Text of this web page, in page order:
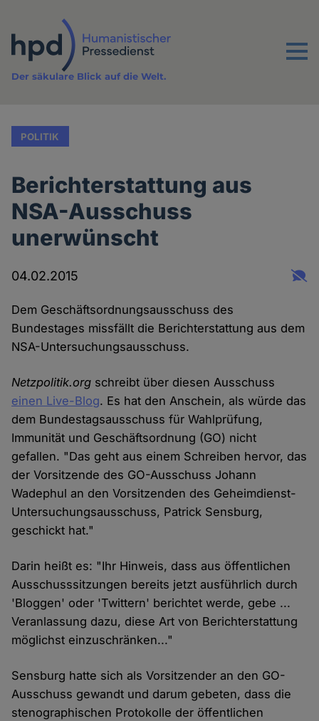
Inhalt
Menu
Der säkulare Blick auf die Welt.
POLITIK
Berichterstattung aus
NSA-Ausschuss
unerwünscht
04.02.2015
Dem Geschäftsordnungsausschuss des
Bundestages missfällt die Berichterstattung aus dem
NSA-Untersuchungsausschuss.
Netzpolitik.org schreibt über diesen Ausschuss
einen Live-Blog. Es hat den Anschein, als würde das
dem Bundestagsausschuss für Wahlprüfung,
Immunität und Geschäftsordnung (GO) nicht
gefallen. "Das geht aus einem Schreiben hervor, das
der Vorsitzende des GO-Ausschuss Johann
Wadephul an den Vorsitzenden des Geheimdienst-
Untersuchungsausschuss, Patrick Sensburg,
geschickt hat."
Darin heißt es: "Ihr Hinweis, dass aus öffentlichen
Ausschusssitzungen bereits jetzt ausführlich durch
'Bloggen' oder 'Twittern' berichtet werde, gebe ...
Veranlassung dazu, diese Art von Berichterstattung
möglichst einzuschränken..."
Sensburg hatte sich als Vorsitzender an den GO-
Ausschuss gewandt und darum gebeten, dass die
stenographischen Protokolle der öffentlichen